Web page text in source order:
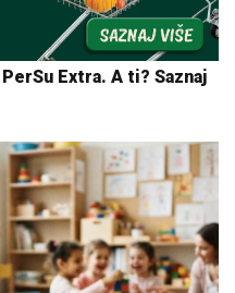
Extra. A ti? Saznaj